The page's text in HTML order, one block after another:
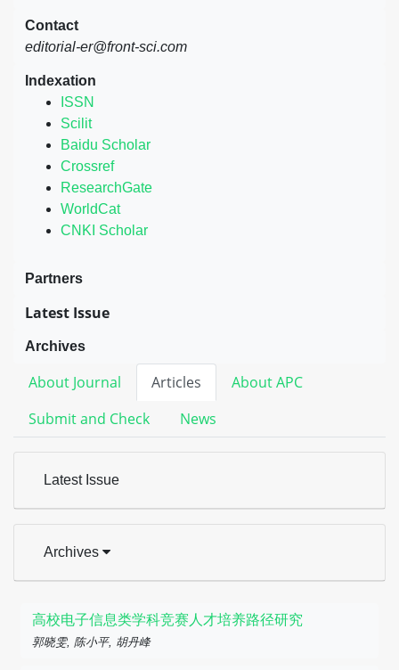
Contact
editorial-er@front-sci.com
Indexation
ISSN
Scilit
Baidu Scholar
Crossref
ResearchGate
WorldCat
CNKI Scholar
Partners
Latest Issue
Archives
About Journal Articles
About APC
Submit and Check
News
Latest Issue
Archives
高校电子信息类学科竞赛人才培养路径研究
郭晓雯, 陈小平, 胡丹峰